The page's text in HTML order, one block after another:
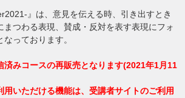
』は、意見を伝える時、引き出すとき
まつわる表現、賛成・反対を表す表現にフォ
っております。
みコースの再販売となります(2021年1月11
いただける機能は、受講者サイトのご利用